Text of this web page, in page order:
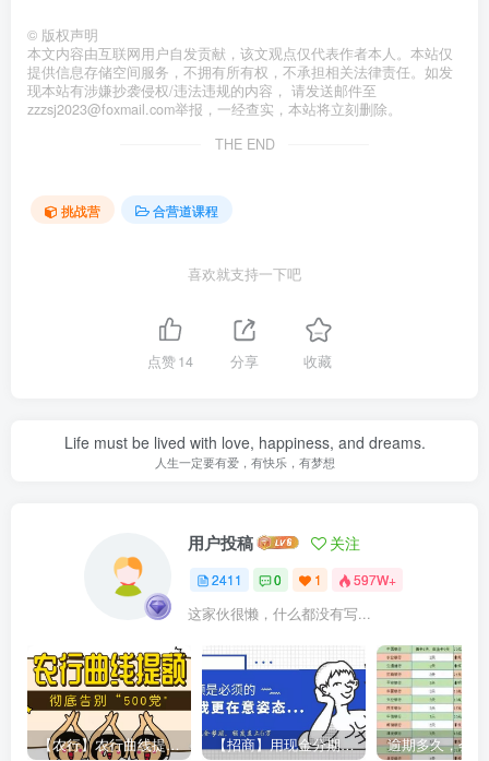
© 版权声明
本文内容由互联网用户自发贡献，该文观点仅代表作者本人。本站仅
提供信息存储空间服务，不拥有所有权，不承担相关法律责任。如发
现本站有涉嫌抄袭侵权/违法违规的内容， 请发送邮件至
zzzsj2023@foxmail.com举报，一经查实，本站将立刻删除。
THE END
挑战营 合营道课程
喜欢就支持一下吧
点赞14 分享 收藏
Life must be lived with love, happiness, and dreams.
人生一定要有爱，有快乐，有梦想
用户投稿 关注
2411 0 1 597W+
这家伙很懒，什么都没有写...
【农行】农行曲线提额，彻底告别“500党” 【招商】用现金分期提额，额度直上6万